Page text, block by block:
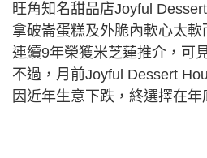
旺角知名甜品店Joyful
拿破崙蛋糕及外脆內軟心太
連續9年榮獲米芝蓮推介，可
不過，月前Joyful Dessert
因近年生意下跌，終選擇在年